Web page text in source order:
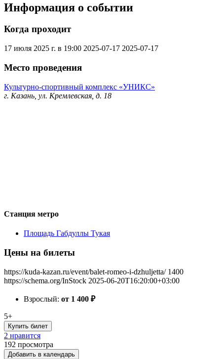
Информация о событии
Когда проходит
17 июля 2025 г. в 19:00 2025-07-17 2025-07-17
Место проведения
Культурно-спортивный комплекс «УНИКС»
г. Казань, ул. Кремлевская, д. 18
Станция метро
Площадь Габдуллы Тукая
Цены на билеты
https://kuda-kazan.ru/event/balet-romeo-i-dzhuljetta/ 1400
https://schema.org/InStock 2025-06-20T16:20:00+03:00
Взрослый: от 1 400 ₽
5+
Купить билет
2 нравится
192 просмотра
Добавить в календарь